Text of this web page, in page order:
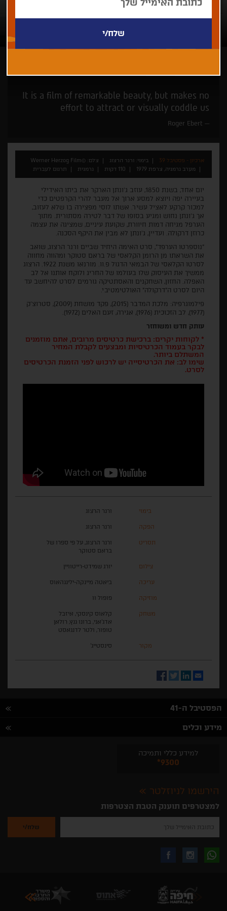
It is a film of remarkable beauty, but makes no
effort to attract or visually coddle us
Roger Ebert
ארכיון - פסטיבל 39 בימוי: ורנר הרצוג
צלם: ©Werner Herzog Film
מערב גרמניה, צרפת 1979
110 דקות גרמנית תרגום לעברית
יום אחד, בשנת 1850, עוזב ג'ונתן הארקר את ביתו האידילי
בעיירה יפה ויוצא למסע ארוך אל מעבר להרי הקרפטים כדי
למכור קרקע לאציל עשיר. אשתו לוסי מפצירה בו שלא לעזוב,
אך ג'ונתן נחוש ומגיע בסופו של דבר לטירה מסתורית. מתוך
הערפל מגיחה דמות חיוורת, שקועת עיניים, שמציגה את עצמה
כרוזן דרקולה. ועדיין, ג'ונתן לא מבין את היקף הסכנה.
"נוספרטו הערפד", סרט האימה היחיד שביים ורנר הרצוג, שואב
את השראתו מן הרומן הקלאסי של בראם סטוקר ומהווה מחווה
לסרטו הקלאסי של הבמאי הדגול פ.וו. מורנאו משנת 1922. הרצוג
ממשיך את העיסוק שלו בעולמו של החריג ולוקח אותנו אל לב
האפלה. החזון, השחקנים והאסתטיקה גורמים לסרט להיחשב עד
היום לסרט ה"דרקולה" האולטימטיבי.
פילמוגרפיה: מלכת המדבר (2015), פקד מושחת (2009), סטרוצ’ק
(1977), לב הזכוכית (1976), אגירה, זעם האלים (1972).
עותק חדש ומשוחזר
* לקוחות יקרים: ברכישת כרטיסים מרובים, אתם מוזמנים
לבקר בעמוד הכרטיסיות ומבצעים לקבלת המחיר
המשתלם ביותר.
שימו לב: את הכרטיסייה יש לרכוש לפני הזמנת הכרטיסים
לסרט.
בימוי ורנר הרצוג
הפקה ורנר הרצוג
תסריט
ורנר הרצוג, על פי ספרו של
בראם סטוקר
צילום יורג שמידט-רייטוויין
עריכה ביאטה מיינקה-ילינגהאוס
מוזיקה פופול וו
משחק
קלאוס קינסקי, איזבל
אדג'אני, ברונו גנץ, רולאן
טופור, ולטר לדנגאסט
מקור סינסטייג'
Email
LinkedIn
Twitter
Facebook
הפסטיבל ה-41
מידע וכלים
למידע כללי ותמיכה
*9300
הירשמו לניוזלטר
למצטרפים תוענק הטבת הצטרפות
להזין
שלך
לקבלת
באינסטגרם
עקבו
בפייסבוק